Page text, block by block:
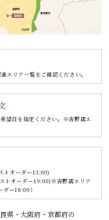
エリア一覧をご確認ください。
望日を指定ください。 ※吉野店エ
トオーダー13:00)
トオーダー19:00)※吉野店エリア
ー18:00）
県・大阪府・京都府の